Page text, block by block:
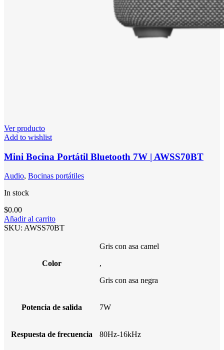
Ver producto
Add to wishlist
Mini Bocina Portátil Bluetooth 7W | AWSS70BT
Audio, Bocinas portátiles
In stock
$0.00
Añadir al carrito
SKU: AWSS70BT
Color
Gris con asa camel
,
Gris con asa negra
Potencia de salida 7W
Respuesta de frecuencia 80Hz-16kHz